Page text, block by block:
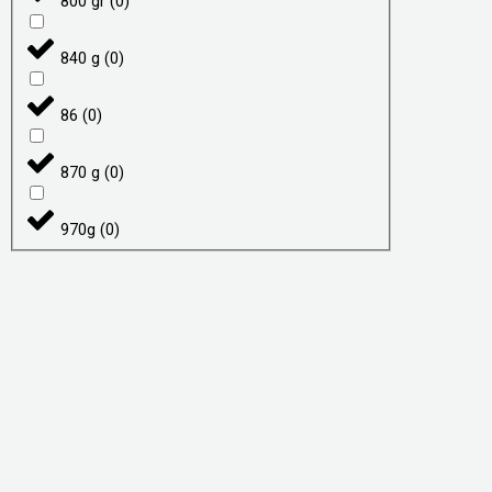
840 g (0)
86 (0)
870 g (0)
970g (0)